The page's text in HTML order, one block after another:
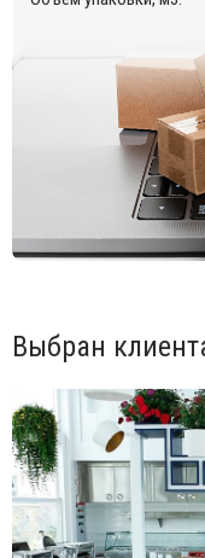
Для уточнения всех
цвета данного
менеджерам.
Выбран